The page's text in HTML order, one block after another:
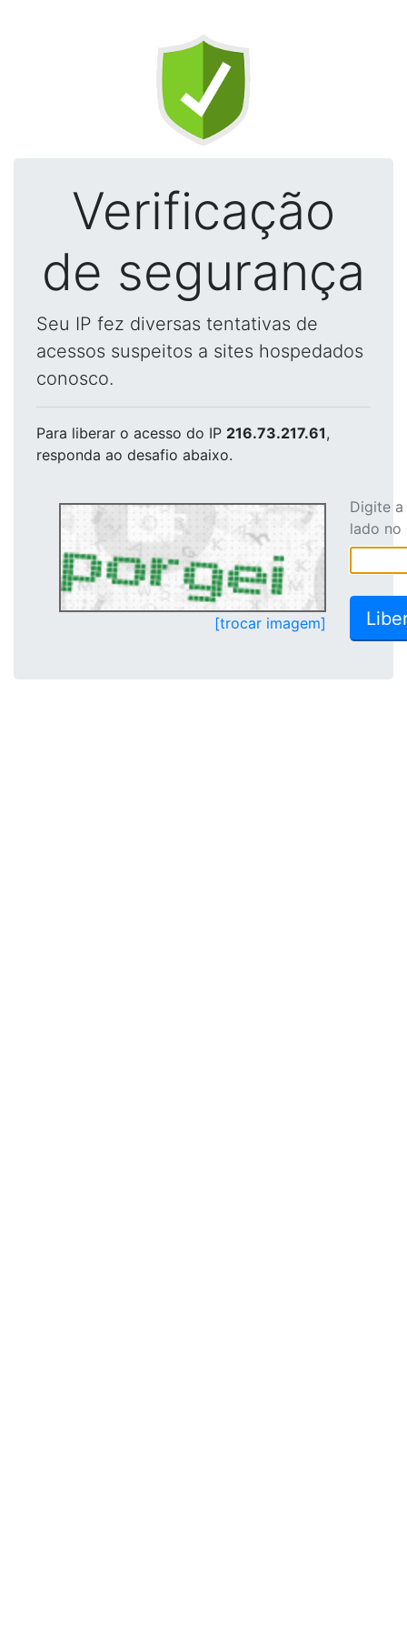
Verificação
de segurança
Seu IP fez diversas tentativas de
acessos suspeitos a sites hospedados
conosco.
Para liberar o acesso do IP 216.73.217.61,
responda ao desafio abaixo.
[trocar imagem]
Digite
lado no